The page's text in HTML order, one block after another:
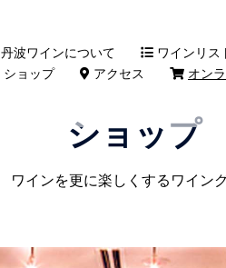
丹波ワインについて ワインリス
ショップ
アクセス オン
ショップ
ワインを更に楽しくするワイン